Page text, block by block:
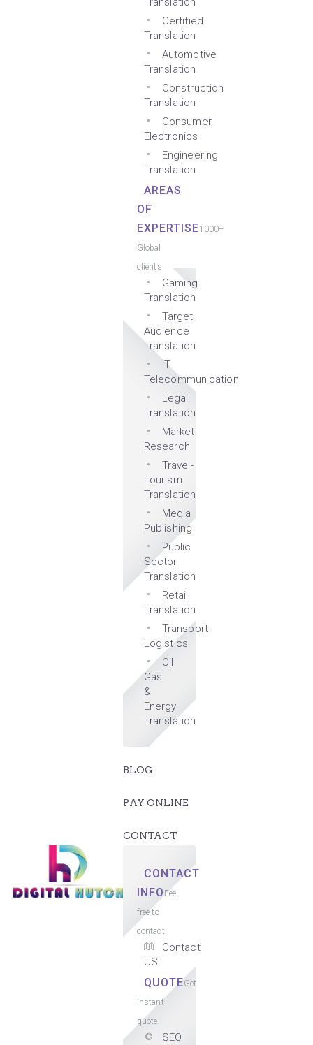
Certified
Translation
Automotive
Translation
Construction
Translation
Consumer
Electronics
Engineering
Translation
AREAS
OF
EXPERTISE1000+
Global
clients
Gaming
Translation
Target
Audience
Translation
IT
Telecommunication
Legal
Translation
Market
Research
Travel-
Tourism
Translation
Media
Publishing
Public
Sector
Translation
Retail
Translation
Transport-
Logistics
Oil
Gas
&
Energy
Translation
BLOG
PAY ONLINE
CONTACT
CONTACT
INFOFeel
free to
contact.
Contact
US
QUOTEGet
instant
quote.
SEO